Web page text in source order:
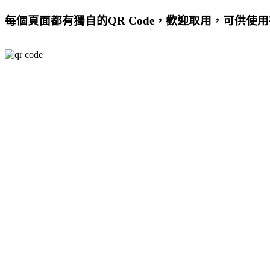
每個頁面都有獨自的QR Code，歡迎取用，可供使